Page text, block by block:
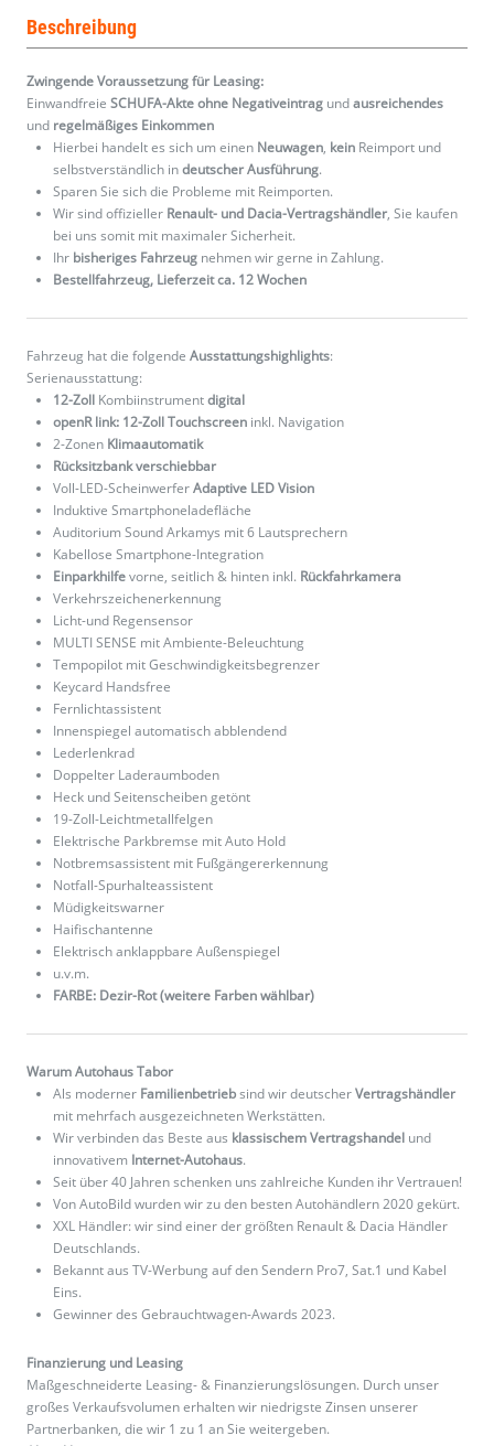
Beschreibung
Zwingende Voraussetzung für Leasing:
Einwandfreie SCHUFA-Akte ohne Negativeintrag undausreichendes
und regelmäßiges Einkommen
Hierbei handelt es sich um einen Neuwagen, kein Reimport und
selbstverständlich indeutscher Ausführung.
Sparen Sie sich die Probleme mit Reimporten.
Wir sind offizieller Renault- und Dacia-Vertragshändler, Sie kaufen
bei uns somit mit maximaler Sicherheit.
Ihr bisheriges Fahrzeug nehmen wir gerne in Zahlung.
Bestellfahrzeug, Lieferzeit ca. 12 Wochen
Fahrzeug hat die folgende Ausstattungshighlights:
Serienausstattung:
12-Zoll Kombiinstrumentdigital
openR link: 12-Zoll Touchscreen inkl. Navigation
2-Zonen Klimaautomatik
Rücksitzbank verschiebbar
Voll-LED-ScheinwerferAdaptive LED Vision
Induktive Smartphoneladefläche
Auditorium Sound Arkamys mit 6 Lautsprechern
Kabellose Smartphone-Integration
Einparkhilfevorne, seitlich & hinten inkl. Rückfahrkamera
Verkehrszeichenerkennung
Licht-und Regensensor
MULTI SENSE mit Ambiente-Beleuchtung
Tempopilot mit Geschwindigkeitsbegrenzer
Keycard Handsfree
Fernlichtassistent
Innenspiegel automatisch abblendend
Lederlenkrad
Doppelter Laderaumboden
Heck und Seitenscheiben getönt
19-Zoll-Leichtmetallfelgen
Elektrische Parkbremse mit Auto Hold
Notbremsassistent mit Fußgängererkennung
Notfall-Spurhalteassistent
Müdigkeitswarner
Haifischantenne
Elektrisch anklappbare Außenspiegel
u.v.m.
FARBE: Dezir-Rot (weitere Farben wählbar)
Warum Autohaus Tabor
Als moderner Familienbetriebsind wir deutscherVertragshändler
mit mehrfach ausgezeichneten Werkstätten.
Wir verbinden das Beste aus klassischem Vertragshandel und
innovativem Internet-Autohaus.
Seit über 40 Jahren schenken uns zahlreiche Kunden ihr Vertrauen!
Von AutoBild wurden wir zu den besten Autohändlern 2020 gekürt.
XXL Händler: wir sind einer der größten Renault & Dacia Händler
Deutschlands.
Bekannt aus TV-Werbung auf den Sendern Pro7, Sat.1 und Kabel
Eins.
Gewinner des Gebrauchtwagen-Awards 2023.
Finanzierung und Leasing
Maßgeschneiderte Leasing- & Finanzierungslösungen. Durch unser
großes Verkaufsvolumen erhalten wir niedrigste Zinsen unserer
Partnerbanken, die wir 1 zu 1 an Sie weitergeben.